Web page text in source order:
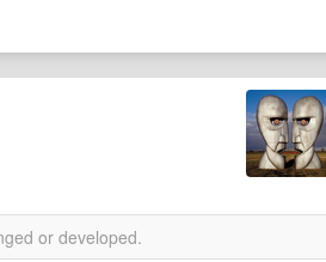
or developed.